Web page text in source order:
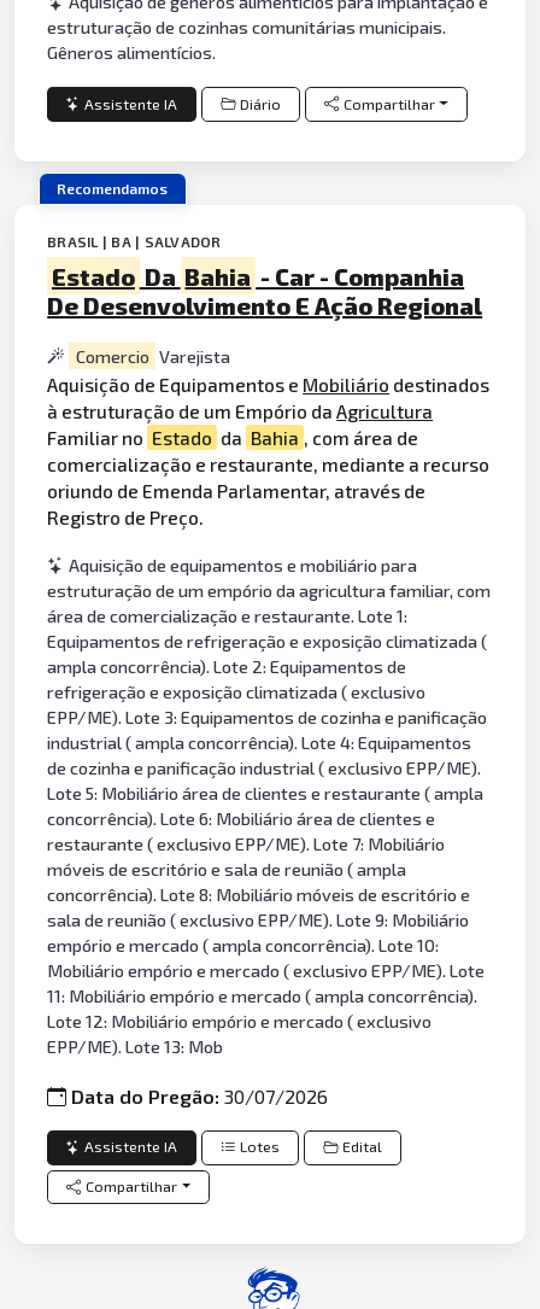
estruturação de cozinhas comunitárias municipais.
Gêneros alimentícios.
Assistente IA Diário Compartilhar
Recomendamos
BRASIL | BA | SALVADOR
Estado Da Bahia - Car - Companhia
De Desenvolvimento E Ação Regional
Comercio Varejista
Aquisição de Equipamentos e Mobiliário destinados
à estruturação de um Empório daAgricultura
Familiar no Estado da Bahia , com área de
comercialização e restaurante, mediante a recurso
oriundo de Emenda Parlamentar, através de
Registro de Preço.
Aquisição de equipamentos e mobiliário para
estruturação de um empório da agricultura familiar, com
área de comercialização e restaurante. Lote 1:
Equipamentos de refrigeração e exposição climatizada (
ampla concorrência). Lote 2: Equipamentos de
refrigeração e exposição climatizada ( exclusivo
EPP/ME). Lote 3: Equipamentos de cozinha e panificação
industrial ( ampla concorrência). Lote 4: Equipamentos
de cozinha e panificação industrial ( exclusivo EPP/ME).
Lote 5: Mobiliário área de clientes e restaurante ( ampla
concorrência). Lote 6: Mobiliário área de clientes e
restaurante ( exclusivo EPP/ME). Lote 7: Mobiliário
móveis de escritório e sala de reunião ( ampla
concorrência). Lote 8: Mobiliário móveis de escritório e
sala de reunião ( exclusivo EPP/ME). Lote 9: Mobiliário
empório e mercado ( ampla concorrência). Lote 10:
Mobiliário empório e mercado ( exclusivo EPP/ME). Lote
11: Mobiliário empório e mercado ( ampla concorrência).
Lote 12: Mobiliário empório e mercado ( exclusivo
EPP/ME). Lote 13: Mob
Data do Pregão:30/07/2026
Assistente IA Lotes Edital
Compartilhar